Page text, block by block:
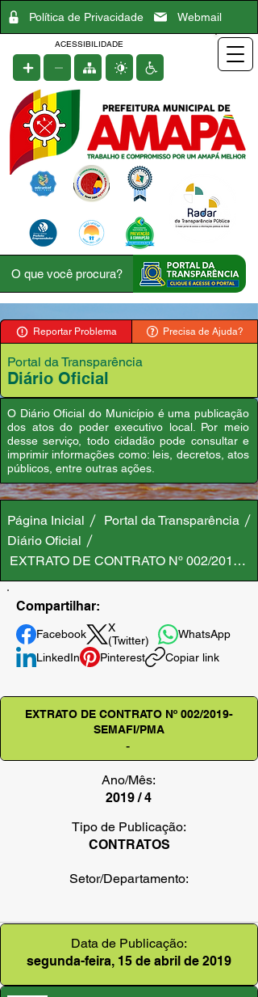
Política de Privacidade Webmail
ACESSIBILIDADE
Reportar Problema Precisa de Ajuda?
Portal da Transparência
Diário Oficial
O Diário Oficial do Município é uma publicação
dos atos do poder executivo local. Por meio
desse serviço, todo cidadão pode consultar e
imprimir informações como: leis, decretos, atos
públicos, entre outras ações.
Página Inicial
Portal da Transparência
Diário Oficial
EXTRATO DE CONTRATO Nº 002/2019-
Compartilhar:
Facebook
X
(Twitter)
WhatsApp
LinkedIn
Pinterest Copiar link
EXTRATO DE CONTRATO Nº 002/2019-
SEMAFI/PMA
-
Ano/Mês:
2019 / 4
Tipo de Publicação:
CONTRATOS
Setor/Departamento:
Data de Publicação:
segunda-feira, 15 de abril de 2019